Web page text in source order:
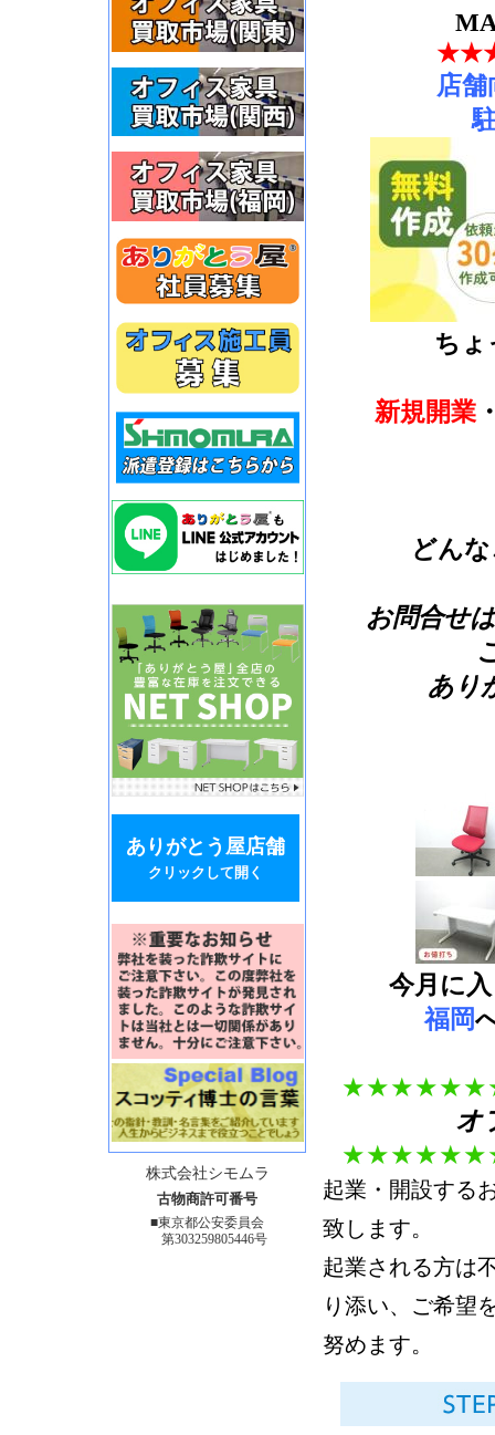
店
ちょ
新規開業
どん
お問合せ
あり
今月に
福岡
★★★★★★
オ
★★★★★★
起業・開設する
致します。
起業される方は
り添い、ご希望
努めます。
ありがとう屋店舗
クリックして開く
株式会社シモムラ
古物商許可番号
■東京都公安委員会
第303259805446号